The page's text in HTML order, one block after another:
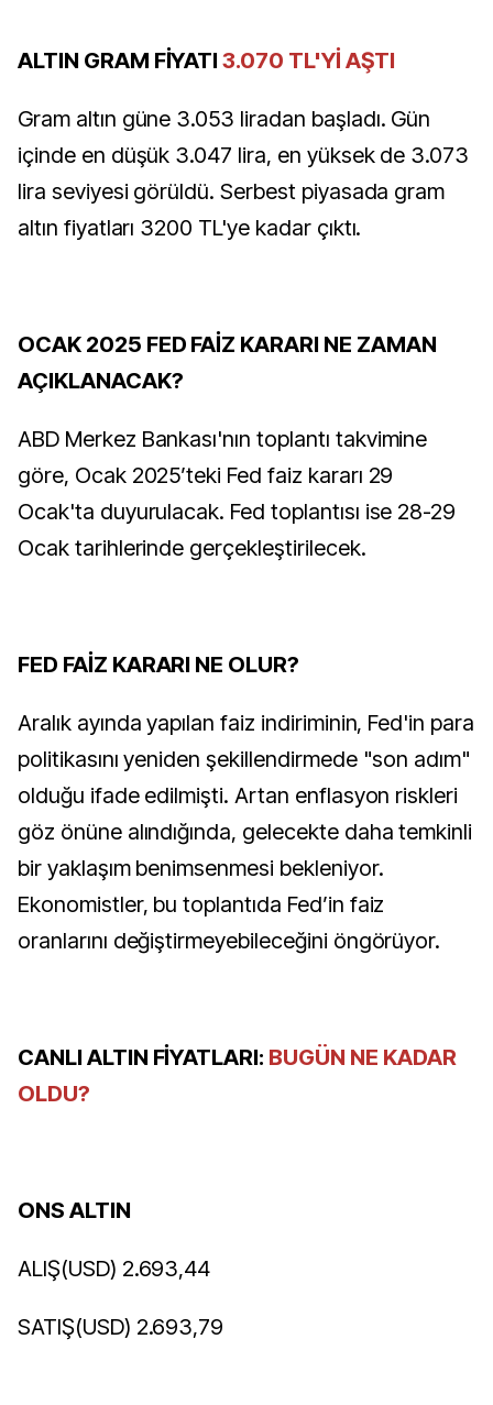
ALTIN GRAM FİYATI3.070 TL'Yİ AŞTI
Gram altın güne 3.053 liradan başladı. Gün
içinde en düşük 3.047 lira, en yüksek de 3.073
lira seviyesi görüldü. Serbest piyasada gram
altın fiyatları 3200 TL'ye kadar çıktı.
OCAK 2025 FED FAİZ KARARI NE ZAMAN
AÇIKLANACAK?
ABD Merkez Bankası'nın toplantı takvimine
göre, Ocak 2025’teki Fed faiz kararı 29
Ocak'ta duyurulacak. Fed toplantısı ise 28-29
Ocak tarihlerinde gerçekleştirilecek.
FED FAİZ KARARI NE OLUR?
Aralık ayında yapılan faiz indiriminin, Fed'in para
politikasını yeniden şekillendirmede "son adım"
olduğu ifade edilmişti. Artan enflasyon riskleri
göz önüne alındığında, gelecekte daha temkinli
bir yaklaşım benimsenmesi bekleniyor.
Ekonomistler, bu toplantıda Fed’in faiz
oranlarını değiştirmeyebileceğini öngörüyor.
CANLI ALTIN FİYATLARI: BUGÜN NE KADAR
OLDU?
ONS ALTIN
ALIŞ(USD) 2.693,44
SATIŞ(USD) 2.693,79